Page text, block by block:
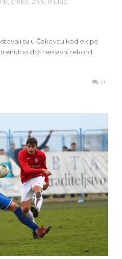
su u Čakovcu kod ekipe
drži neslavni rekord
0